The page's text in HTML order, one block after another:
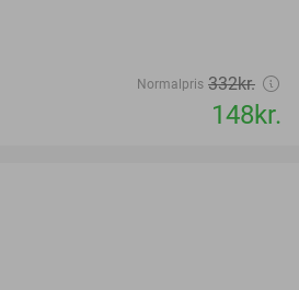
Normalpris 332kr.
148kr.